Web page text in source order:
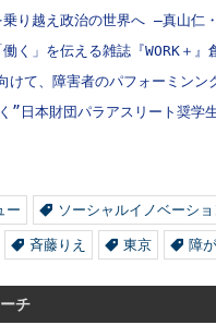
り越え政治の世界へ ―真山仁
く」を伝える雑誌『WORK＋』
けて、障害者のパフォーミンン
”日本財団パラアスリート奨学
ー ソーシャルイノベーショ
斉藤りえ 東京 障
チ